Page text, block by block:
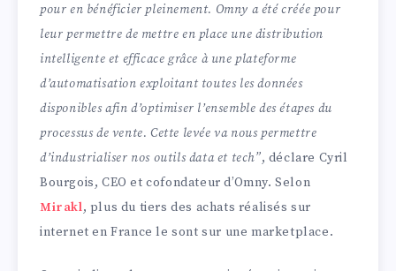
pour en bénéficier pleinement. Omny a été créée pour
leur permettre de mettre en place une distribution
intelligente et efficace grâce à une plateforme
d’automatisation exploitant toutes les données
disponibles afin d’optimiser l’ensemble des étapes du
processus de vente. Cette levée va nous permettre
d’industrialiser nos outils data et tech”, déclare Cyril
Bourgois, CEO et cofondateur d’Omny. Selon
Mirakl, plus du tiers des achats réalisés sur
internet en France le sont sur une marketplace.